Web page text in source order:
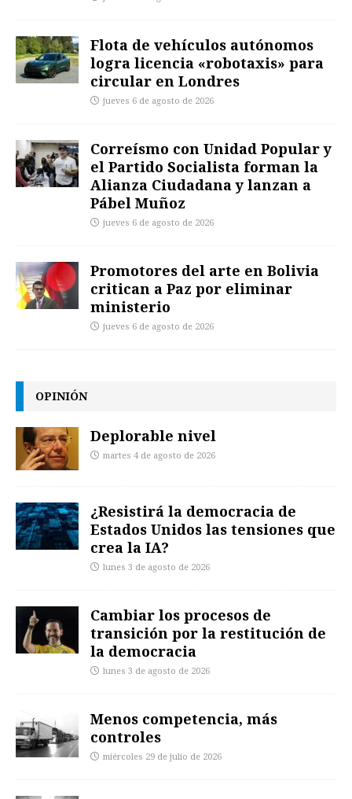
Flota de vehículos autónomos
logra licencia «robotaxis» para
circular en Londres
jueves 6 de agosto de 2026
Correísmo con Unidad Popular y
el Partido Socialista forman la
Alianza Ciudadana y lanzan a
Pábel Muñoz
jueves 6 de agosto de 2026
Promotores del arte en Bolivia
critican a Paz por eliminar
ministerio
jueves 6 de agosto de 2026
OPINIÓN
Deplorable nivel
martes 4 de agosto de 2026
¿Resistirá la democracia de
Estados Unidos las tensiones que
crea la IA?
lunes 3 de agosto de 2026
Cambiar los procesos de
transición por la restitución de
la democracia
lunes 3 de agosto de 2026
Menos competencia, más
controles
miércoles 29 de julio de 2026